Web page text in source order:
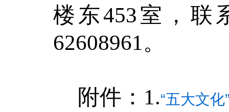
楼东453 室，联
62608961。
附件： 1.“五大文